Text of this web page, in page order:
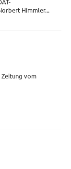
Himmler...
Zeitung vom